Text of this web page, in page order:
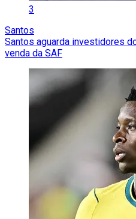
3
Santos
Santos aguarda investidores
venda da SAF